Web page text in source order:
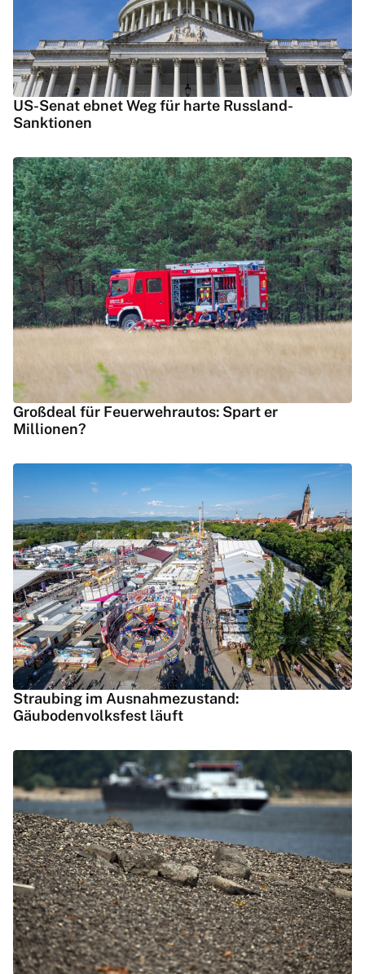
US-Senat ebnet Weg für harte Russland-
Sanktionen
Großdeal für Feuerwehrautos: Spart er
Millionen?
Straubing im Ausnahmezustand:
Gäubodenvolksfest läuft